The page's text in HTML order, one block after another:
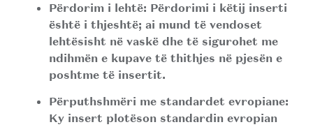
Përdorim i lehtë: Përdorimi i këtij inserti
është i thjeshtë; ai mund të vendoset
lehtësisht në vaskë dhe të sigurohet me
ndihmën e kupave të thithjes në pjesën e
poshtme të insertit.
Përputhshmëri me standardet evropiane:
Ky insert plotëson standardin evropian